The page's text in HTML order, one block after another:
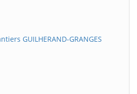
GUILHERAND-GRANGES